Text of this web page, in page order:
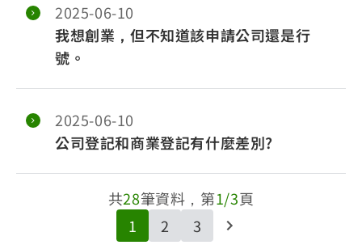
2025-06-10
我想創業，但不知道該申請公司還是行
號。
2025-06-10
公司登記和商業登記有什麼差別?
共28筆資料，第1/3頁
1
2 3